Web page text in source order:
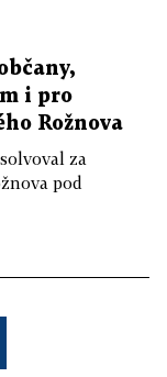
i pro
Rožnova
za
pod